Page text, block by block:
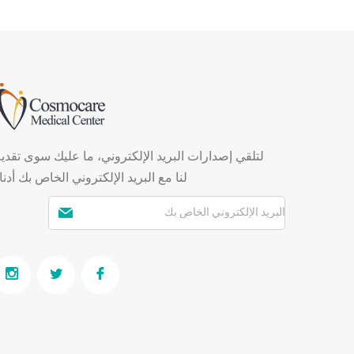
لتلقي إصدارات البريد الإلكتروني، ما عليك سوى
لنا مع البريد الإلكتروني الخاص بك